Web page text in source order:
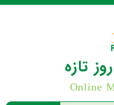
تازه
Online